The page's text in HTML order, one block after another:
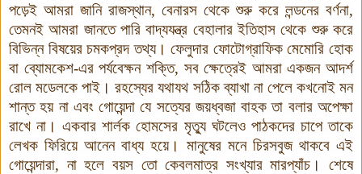
পড়েই আমরা জানি রাজস্থান, বেনারস থেকে শুরু করে লন্ডনের বর্ণনা,
তেমনই আমরা জানতে পারি বাদ্যযন্ত্র বেহালার ইতিহাস থেকে শুরু করে
বিভিন্ন বিষয়ের চমকপ্রদ তথ্য। ফেলুদার ফোটোগ্রাফিক মেমোরি হোক
বা ব্যোমকেশ-এর পর্যবেক্ষন শক্তি, সব ক্ষেত্রেই আমরা একজন আদর্শ
রোল মডেলকে পাই । রহস্যের যথাযথ সঠিক ব্যাখা না পেলে কখনোই মন
শান্ত হয় না এবং গোয়েন্দা যে সত্যের জয়ধ্বজা বাহক তা বলার অপেক্ষা
রাখে না। একবার শার্লক হোমসের মৃত্যু ঘটলেও পাঠকদের চাপে তাকে
লেখক ফিরিয়ে আনেন বাধ্য হয়ে। মানুষের মনে চিরসবুজ থাকবে এই
গোয়েন্দারা, না হলে বয়স তো কেবলমাত্র সংখ্যার মারপ্যাঁচ। শেষে